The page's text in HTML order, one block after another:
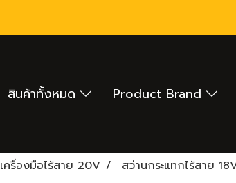
สินค้าทั้งหมด Product Brand
เครื่องมือไร้สาย 20V สว่านกระแทกไร้สาย